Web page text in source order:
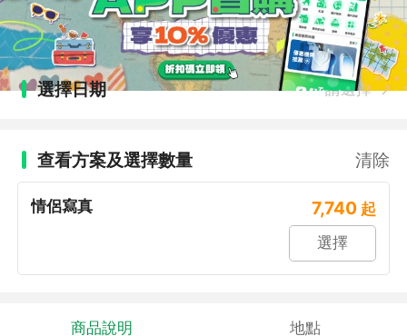
選擇日期 請選擇
查看方案及選擇數量 清除
情侶寫真 7,740 起
選擇
商品說明 地點